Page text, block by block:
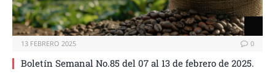
13 FEBRERO 2025 0
Boletín Semanal No.85 del 07 al 13 de febrero de 2025.